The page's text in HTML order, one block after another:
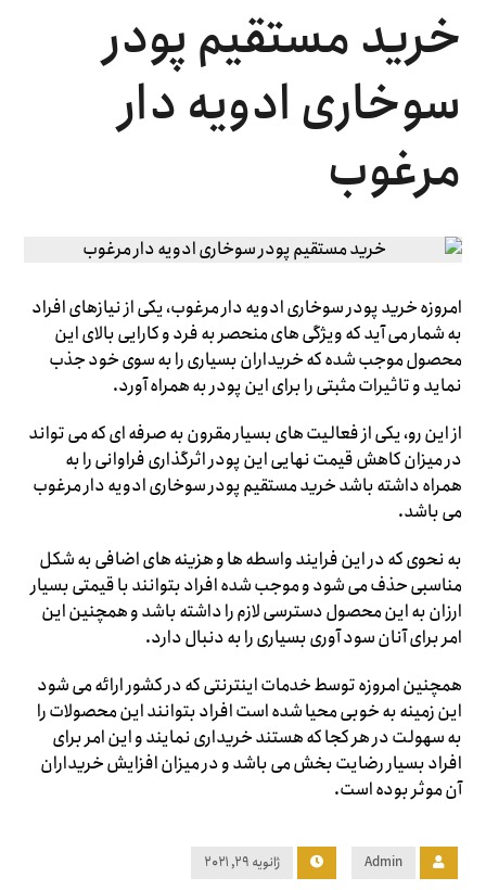
خرید مستقیم پودر
سوخاری ادویه دار
مرغوب
امروزه خرید پودر سوخاری ادویه دار مرغوب، یکی از نیازهای افراد
به شمار می آید که ویژگی های منحصر به فرد و کارایی بالای این
محصول موجب شده که خریداران بسیاری را به سوی خود جذب
نماید و تاثیرات مثبتی را برای این پودر به همراه آورد.
از این رو، یکی از فعالیت های بسیار مقرون به صرفه ای که می تواند
در میزان کاهش قیمت نهایی این پودر اثرگذاری فراوانی را به
همراه داشته باشد خرید مستقیم پودر سوخاری ادویه دار مرغوب
می باشد.
به نحوی که در این فرایند واسطه ها و هزینه های اضافی به شکل
مناسبی حذف می شود و موجب شده افراد بتوانند با قیمتی بسیار
ارزان به این محصول دسترسی لازم را داشته باشد و همچنین این
امر برای آنان سود آوری بسیاری را به دنبال دارد.
همچنین امروزه توسط خدمات اینترنتی که در کشور ارائه می شود
این زمینه به خوبی محیا شده است افراد بتوانند این محصولات را
به سهولت در هر کجا که هستند خریداری نمایند و این امر برای
افراد بسیار رضایت بخش می باشد و در میزان افزایش خریداران
آن موثر بوده است.
Admin ژانویه ۲۹, ۲۰۲۱